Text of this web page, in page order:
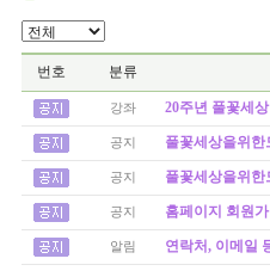
번호 분류
강좌 20주년 풀꽃세
공지 풀꽃세상을위
공지 풀꽃세상을위
공지 홈페이지 회원
알림 연락처, 이메일